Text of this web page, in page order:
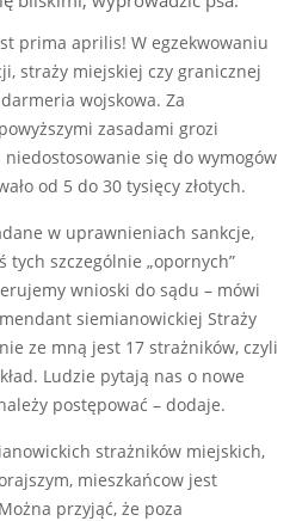
prima aprilis! W egzekwowaniu
straży miejskiej czy granicznej
wojskowa. Za
zasadami grozi
niedostosowanie się do wymogów
od 5 do 30 tysięcy złotych.
w uprawnieniach sankcje,
tych szczególnie „opornych”
wnioski do sądu – mówi
siemianowickiej Straży
ze mną jest 17 strażników, czyli
Ludzie pytają nas o nowe
postępować – dodaje.
strażników miejskich,
mieszkańcow jest
przyjąć, że poza